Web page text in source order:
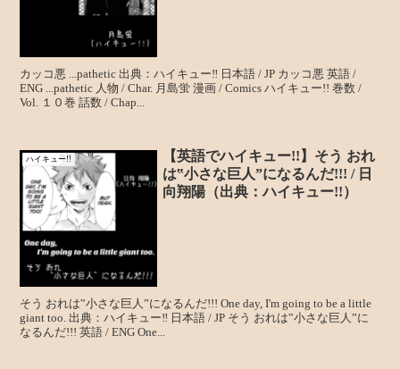
カッコ悪 ...pathetic 出典：ハイキュー‼ 日本語 / JP カッコ悪 英語 /
ENG ...pathetic 人物 / Char. 月島蛍 漫画 / Comics ハイキュー!! 巻数 /
Vol. １０巻 話数 / Chap...
ハイキュー!!
【英語でハイキュー!!】そう おれ
は‟小さな巨人”になるんだ!!! / 日
向翔陽（出典：ハイキュー!!）
そう おれは‟小さな巨人”になるんだ!!! One day, I'm going to be a little
giant too. 出典：ハイキュー‼ 日本語 / JP そう おれは‟小さな巨人”に
なるんだ!!! 英語 / ENG One...